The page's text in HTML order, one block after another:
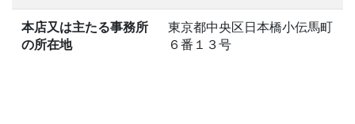
本店又は主たる事務所
の所在地
東京都中央区日本橋小伝馬町
６番１３号